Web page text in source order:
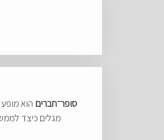
סופר־חברים הוא
מגלים כיצד